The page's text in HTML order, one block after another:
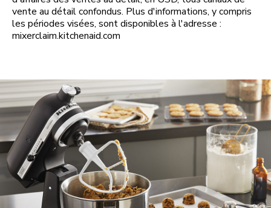
vente au détail confondus. Plus d'informations, y compris
les périodes visées, sont disponibles à l'adresse :
mixerclaim.kitchenaid.com